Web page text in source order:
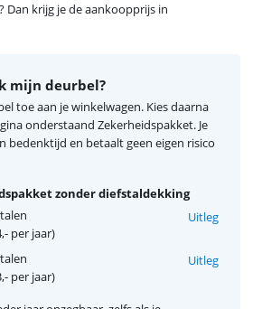
Dan krijg je de aankoopprijs in
mijn deurbel?
toe aan je winkelwagen. Kies daarna
onderstaand Zekerheidspakket. Je
bedenktijd en betaalt geen eigen risico
zonder diefstaldekking
per jaar)
Uitleg
per jaar)
Uitleg